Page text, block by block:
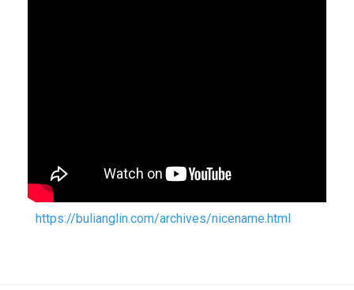
https://bulianglin.com/archives/nicename.html